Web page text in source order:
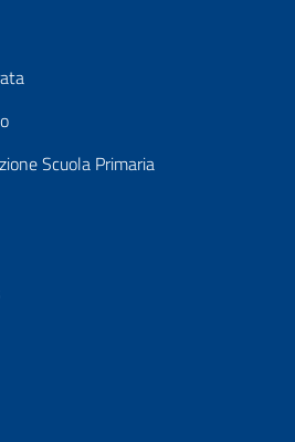
Scuola Primaria